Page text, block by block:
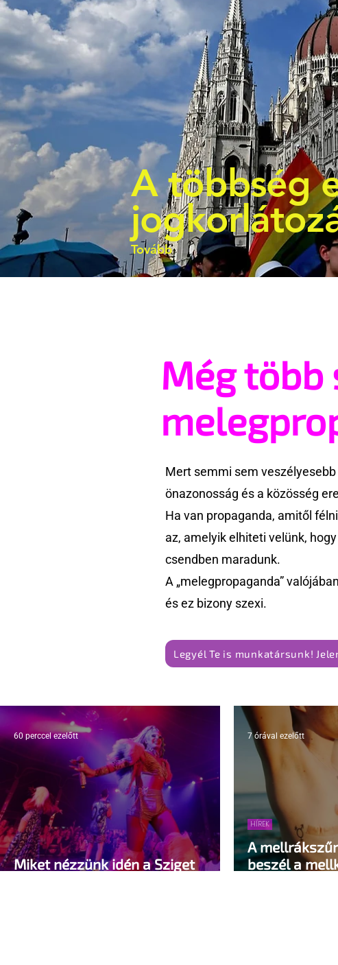
A többség
Tovább
Még több
Mert semmi sem
önazonosság és a közösség
Ha van propaganda, amitől
az, amelyik elhiteti velünk,
csendben maradunk.
A „melegpropaganda”
és ez bizony szexi.
Legyél Te is munkatársunk!
Miket nézzünk idén a Sziget
60 perccel ezelőtt
A
beszél a
HÍREK
7 órával ezelőtt